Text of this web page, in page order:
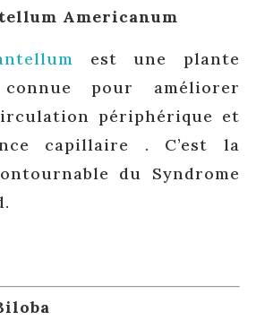
Americanum
est une plante
pour améliorer
périphérique et
capillaire . C’est la
du Syndrome